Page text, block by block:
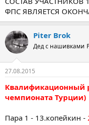
ФПС ЯВЛЯЕТСЯ
Piter Brok
Дед с нашивками
27.08.2015
Квалификационный
чемпионата Турции)
Пара 1 - 13.копейкин -